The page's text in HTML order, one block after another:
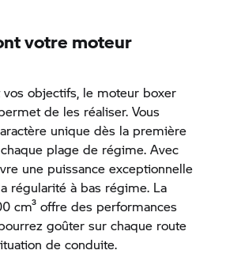
votre moteur
objectifs, le moteur boxer
de les réaliser. Vous
unique dès la première
plage de régime. Avec
une puissance exceptionnelle
régularité à bas régime. La
cm³ offre des performances
goûter sur chaque route
de conduite.